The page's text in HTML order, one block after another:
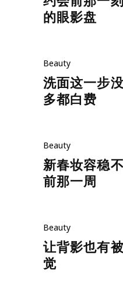
的眼影盘
Beauty
洗面这一步
多都白费
Beauty
新春妆容稳
前那一周
Beauty
让背影也有
觉